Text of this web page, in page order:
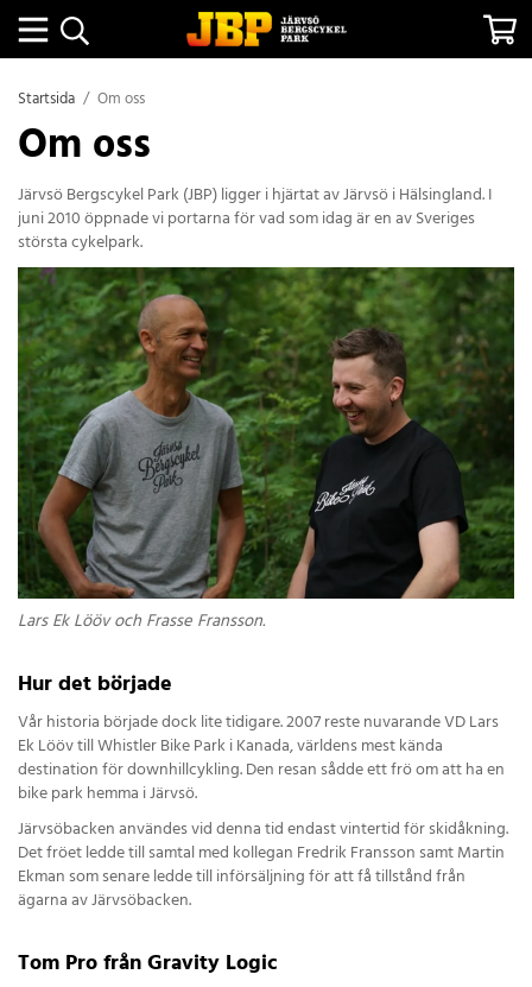
Startsida / Om oss
Om oss
Järvsö Bergscykel Park (JBP) ligger i hjärtat av Järvsö i Hälsingland. I
juni 2010 öppnade vi portarna för vad som idag är en av Sveriges
största cykelpark.
Lars Ek Lööv och Frasse Fransson.
Hur det började
Vår historia började dock lite tidigare. 2007 reste nuvarande VD Lars
Ek Lööv till Whistler Bike Park i Kanada, världens mest kända
destination för downhillcykling. Den resan sådde ett frö om att ha en
bike park hemma i Järvsö.
Järvsöbacken användes vid denna tid endast vintertid för skidåkning.
Det fröet ledde till samtal med kollegan Fredrik Fransson samt Martin
Ekman som senare ledde till införsäljning för att få tillstånd från
ägarna av Järvsöbacken.
Tom Pro från Gravity Logic